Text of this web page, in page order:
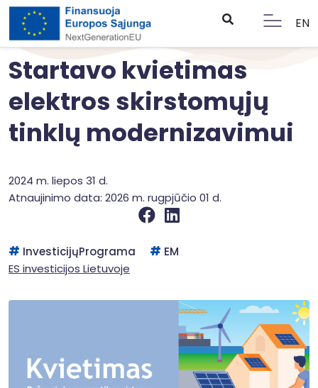
EN
Startavo kvietimas
elektros skirstomųjų
tinklų modernizavimui
2024 m. liepos 31 d.
Atnaujinimo data: 2026 m. rugpjūčio 01 d.
InvesticijųPrograma
EM
ES investicijos Lietuvoje